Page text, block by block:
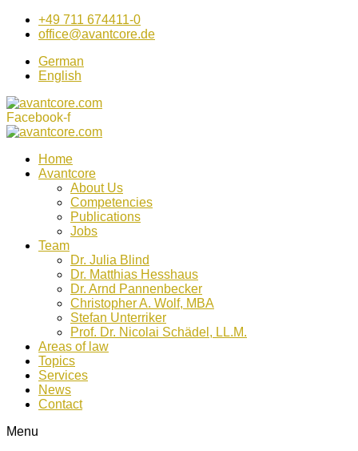
+49 711 674411-0
office@avantcore.de
German
English
Facebook-f
Home
Avantcore
About Us
Competencies
Publications
Jobs
Team
Dr. Julia Blind
Dr. Matthias Hesshaus
Dr. Arnd Pannenbecker
Christopher A. Wolf, MBA
Stefan Unterriker
Prof. Dr. Nicolai Schädel, LL.M.
Areas of law
Topics
Services
News
Contact
Menu